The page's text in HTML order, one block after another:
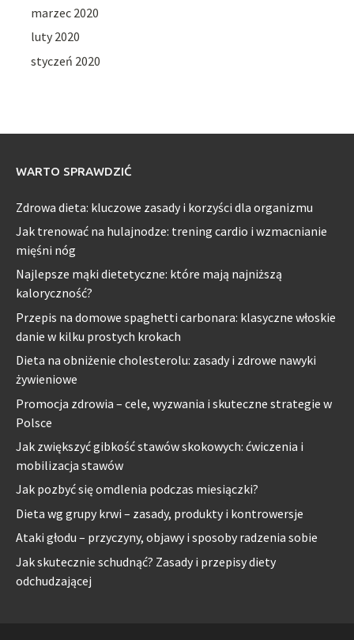
marzec 2020
luty 2020
styczeń 2020
WARTO SPRAWDZIĆ
Zdrowa dieta: kluczowe zasady i korzyści dla organizmu
Jak trenować na hulajnodze: trening cardio i wzmacnianie
mięśni nóg
Najlepsze mąki dietetyczne: które mają najniższą
kaloryczność?
Przepis na domowe spaghetti carbonara: klasyczne włoskie
danie w kilku prostych krokach
Dieta na obniżenie cholesterolu: zasady i zdrowe nawyki
żywieniowe
Promocja zdrowia – cele, wyzwania i skuteczne strategie w
Polsce
Jak zwiększyć gibkość stawów skokowych: ćwiczenia i
mobilizacja stawów
Jak pozbyć się omdlenia podczas miesiączki?
Dieta wg grupy krwi – zasady, produkty i kontrowersje
Ataki głodu – przyczyny, objawy i sposoby radzenia sobie
Jak skutecznie schudnąć? Zasady i przepisy diety
odchudzającej